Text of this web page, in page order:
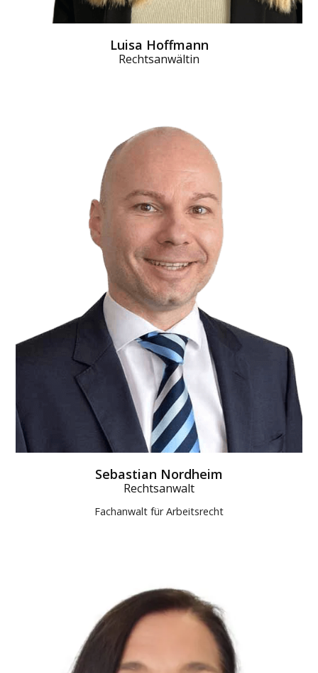
Luisa Hoffmann
Rechtsanwältin
Sebastian Nordheim
Rechtsanwalt
Fachanwalt für Arbeitsrecht